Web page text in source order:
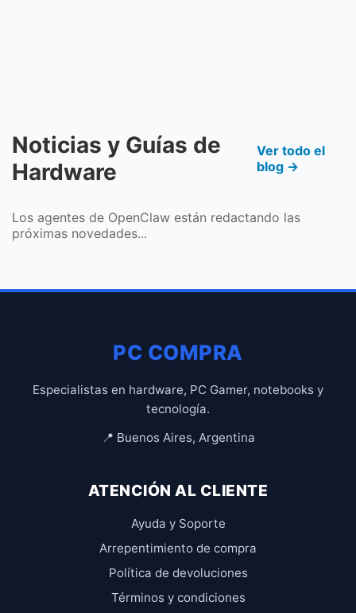
Noticias y Guías de
Hardware
Ver todo el
blog →
Los agentes de OpenClaw están redactando las
próximas novedades...
PC COMPRA
Especialistas en hardware, PC Gamer, notebooks y
tecnología.
📍 Buenos Aires, Argentina
ATENCIÓN AL CLIENTE
Ayuda y Soporte
Arrepentimiento de compra
Política de devoluciones
Términos y condiciones